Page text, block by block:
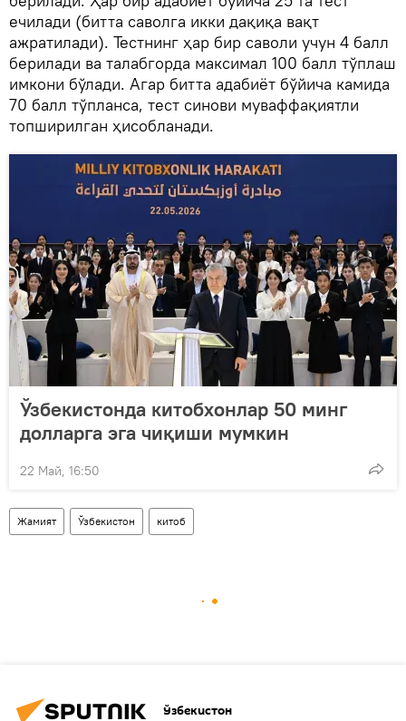
ечилади (битта саволга икки дақиқа вақт
ажратилади). Тестнинг ҳар бир саволи учун 4 балл
берилади ва талабгорда максимал 100 балл тўплаш
имкони бўлади. Агар битта адабиёт бўйича камида
70 балл тўпланса, тест синови муваффақиятли
топширилган ҳисобланади.
Ўзбекистонда китобхонлар 50 минг
долларга эга чиқиши мумкин
22 Май, 16:50
Жамият Ўзбекистон китоб
Ўзбекистон